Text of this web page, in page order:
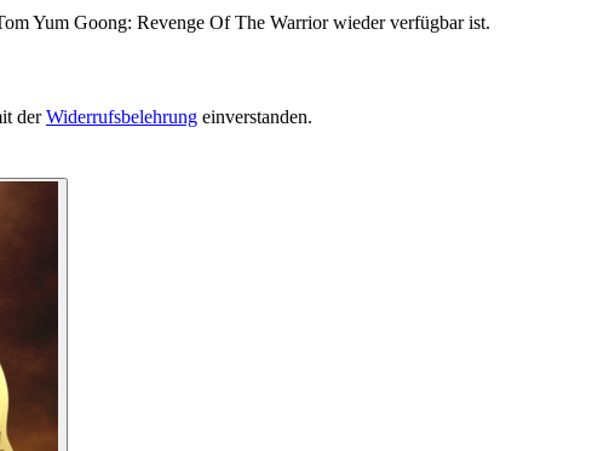
Yum Goong: Revenge Of The Warrior wieder verfügbar ist.
derWiderrufsbelehrung einverstanden.